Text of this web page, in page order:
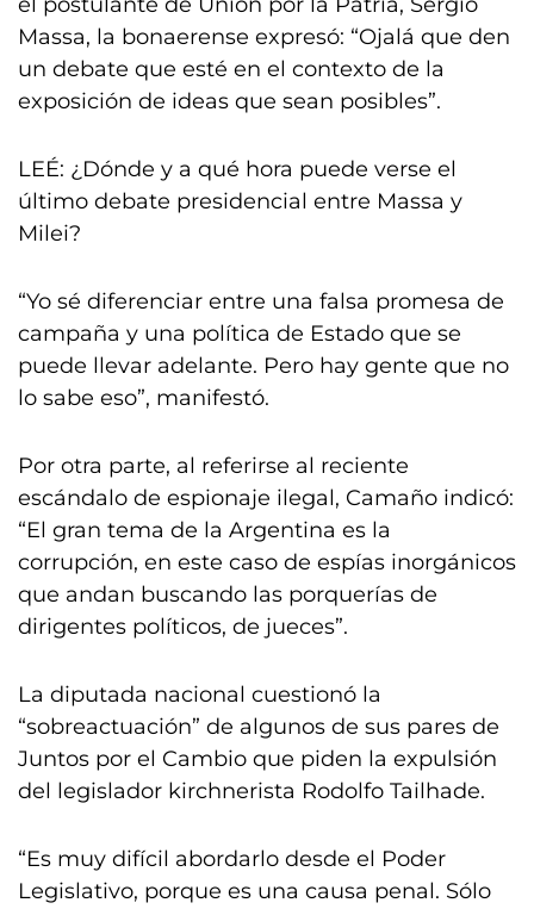
Massa, la bonaerense expresó: “Ojalá que den
un debate que esté en el contexto de la
exposición de ideas que sean posibles”.
LEÉ: ¿Dónde y a qué hora puede verse el
último debate presidencial entre Massa y
Milei?
“Yo sé diferenciar entre una falsa promesa de
campaña y una política de Estado que se
puede llevar adelante. Pero hay gente que no
lo sabe eso”, manifestó.
Por otra parte, al referirse al reciente
escándalo de espionaje ilegal, Camaño indicó:
“El gran tema de la Argentina es la
corrupción, en este caso de espías inorgánicos
que andan buscando las porquerías de
dirigentes políticos, de jueces”.
La diputada nacional cuestionó la
“sobreactuación” de algunos de sus pares de
Juntos por el Cambio que piden la expulsión
del legislador kirchnerista Rodolfo Tailhade.
“Es muy difícil abordarlo desde el Poder
Legislativo, porque es una causa penal. Sólo